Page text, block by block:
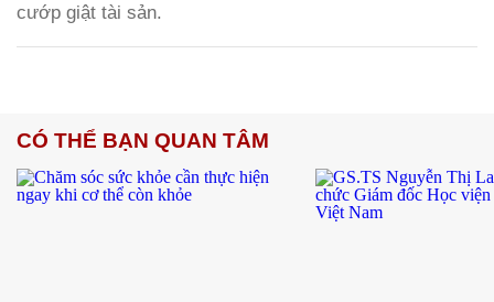
cướp giật tài sản.
CÓ THỂ BẠN QUAN TÂM